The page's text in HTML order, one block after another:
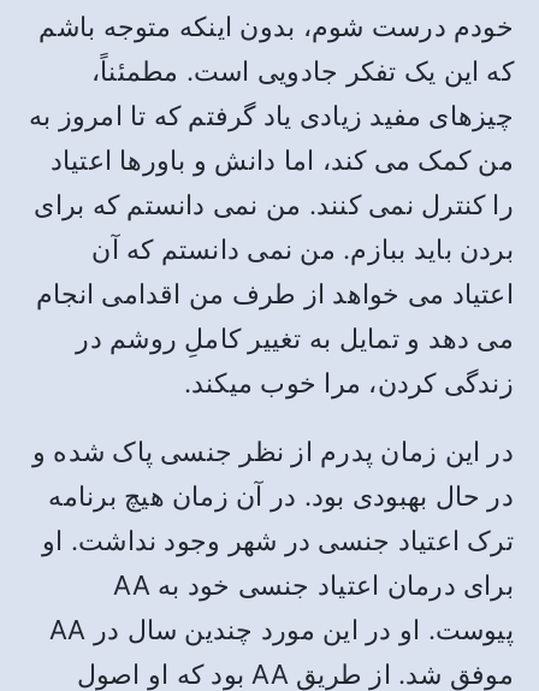
خودم درست شوم، بدون اینکه متوجه باشم
که این یک تفکر جادویی است. مطمئناً،
چیزهای مفید زیادی یاد گرفتم که تا امروز به
من کمک می کند، اما دانش و باورها اعتیاد
را کنترل نمی کنند. من نمی دانستم که برای
بردن باید ببازم. من نمی دانستم که آن
اعتیاد می خواهد از طرف من اقدامی انجام
می دهد و تمایل به تغییر کاملِ روشم در
زندگی کردن، مرا خوب میکند.
در این زمان پدرم از نظر جنسی پاک شده و
در حال بهبودی بود. در آن زمان هیچ برنامه
ترک اعتیاد جنسی در شهر وجود نداشت. او
برای درمان اعتیاد جنسی خود به AA
پیوست. او در این مورد چندین سال در AA
موفق شد. از طریق AA بود که او اصول